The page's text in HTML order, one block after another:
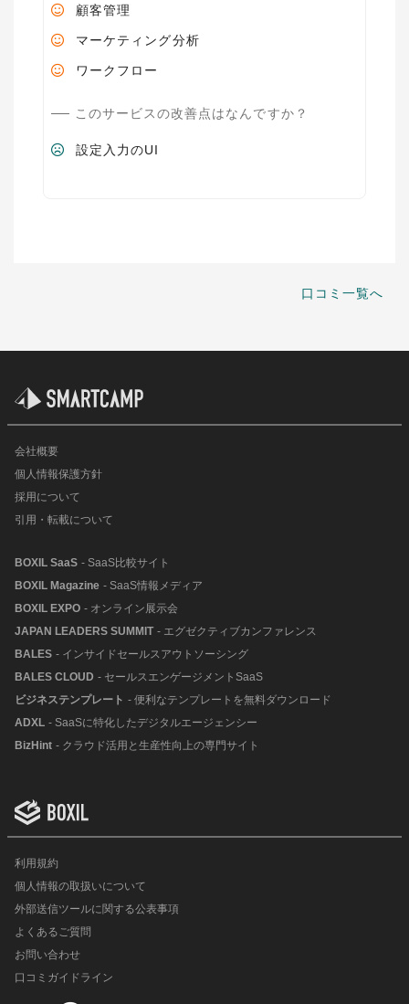
顧客管理
マーケティング分析
ワークフロー
このサービスの改善点はなんですか？
設定入力のUI
口コミ一覧へ
会社概要
個人情報保護方針
採用について
引用・転載について
BOXIL SaaS - SaaS比較サイト
BOXIL Magazine - SaaS情報メディア
BOXIL EXPO - オンライン展示会
JAPAN LEADERS SUMMIT - エグゼクティブカンファレンス
BALES - インサイドセールスアウトソーシング
BALES CLOUD - セールスエンゲージメントSaaS
ビジネステンプレート - 便利なテンプレートを無料ダウンロード
ADXL - SaaSに特化したデジタルエージェンシー
BizHint - クラウド活用と生産性向上の専門サイト
利用規約
個人情報の取扱いについて
外部送信ツールに関する公表事項
よくあるご質問
お問い合わせ
口コミガイドライン